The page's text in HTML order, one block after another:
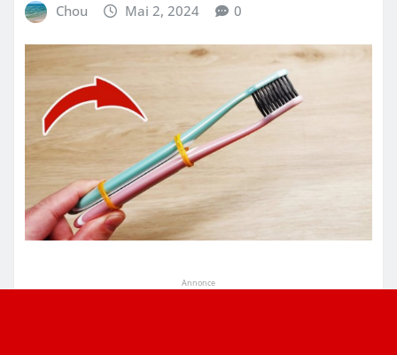
Chou Mai 2, 2024 0
Annonce